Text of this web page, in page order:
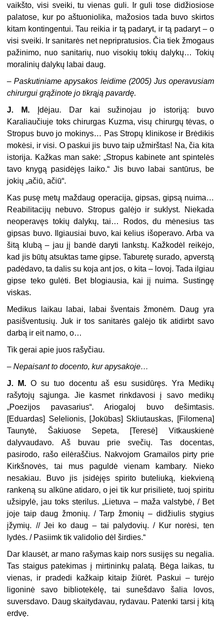
vaikšto, visi sveiki, tu vienas guli. Ir guli tose didžiosiose
palatose, kur po aštuoniolika, mažosios tada buvo skirtos
kitam kontingentui. Tau reikia ir tą padaryt, ir tą padaryt – o
visi sveiki. Ir sanitarės net nepripratusios. Čia tiek žmogaus
pažinimo, nuo sanitarių, nuo visokių tokių dalykų… Tokių
moralinių dalykų labai daug.
–Paskutiniame apysakos leidime (2005) Jus operavusiam
chirurgui grąžinote jo tikrąją pavardę.
J. M. Įdėjau. Dar kai sužinojau jo istoriją: buvo
Karaliaučiuje toks chirurgas Kuzma, visų chirurgų tėvas, o
Stropus buvo jo mokinys… Pas Stropų klinikose ir Brėdikis
mokėsi, ir visi. O paskui jis buvo taip užmirštas! Na, čia kita
istorija. Kažkas man sakė: „Stropus kabinete ant spintelės
tavo knygą pasidėjęs laiko.“ Jis buvo labai santūrus, be
jokių „ačiū, ačiū“.
Kas pusę metų maždaug operacija, gipsas, gipsą nuima…
Reabilitacijų nebuvo. Stropus galėjo ir suklyst. Niekada
neoperavęs tokių dalykų, tai… Rodos, du mėnesius tas
gipsas buvo. Ilgiausiai buvo, kai kelius išoperavo. Arba va
šitą klubą – jau jį bandė daryti lankstų. Kažkodėl reikėjo,
kad jis būtų atsuktas tame gipse. Taburetę surado, apverstą
padėdavo, ta dalis su koja ant jos, o kita – lovoj. Tada ilgiau
gipse teko gulėti. Bet blogiausia, kai jį nuima. Sustingę
viskas.
Medikus laikau labai, labai šventais žmonėm. Daug yra
pasišventusių. Juk ir tos sanitarės galėjo tik atidirbt savo
darbą ir eit namo, o…
Tik gerai apie juos rašyčiau.
–Nepaisant to docento, kur apysakoje…
J. M. O su tuo docentu aš esu susidūręs. Yra Medikų
rašytojų sąjunga. Jie kasmet rinkdavosi į savo medikų
„Poezijos pavasarius“. Ariogaloj buvo dešimtasis.
[Eduardas] Selelionis, [Jokūbas] Skliutauskas, [Filomena]
Taunytė, Šakiuose Sepeta, [Teresė] Vitkauskienė
dalyvaudavo. Aš buvau prie svečių. Tas docentas,
pasirodo, rašo eilėraščius. Nakvojom Gramailos pirty prie
Kirkšnovės, tai mus paguldė vienam kambary. Nieko
nesakiau. Buvo jis įsidėjęs spirito buteliuką, kiekvieną
rankeną su alkūne atidaro, o jei tik kur prisilietė, tuoj spiritu
užsipylė, jau toks sterilus. „Lietuva – maža valstybė, / Bet
joje taip daug žmonių. / Tarp žmonių – didžiulis stygius
įžymių. // Jei ko daug – tai palydovių. / Kur norėsi, ten
lydės. / Pasiimk tik validolio dėl širdies.“
Dar klausėt, ar mano rašymas kaip nors susijęs su negalia.
Tas staigus patekimas į mirtininkų palatą. Bėga laikas, tu
vienas, ir pradedi kažkaip kitaip žiūrėt. Paskui – turėjo
ligoninė savo bibliotekėlę, tai sunešdavo šalia lovos,
suversdavo. Daug skaitydavau, rydavau. Patenki tarsi į kitą
erdvę.